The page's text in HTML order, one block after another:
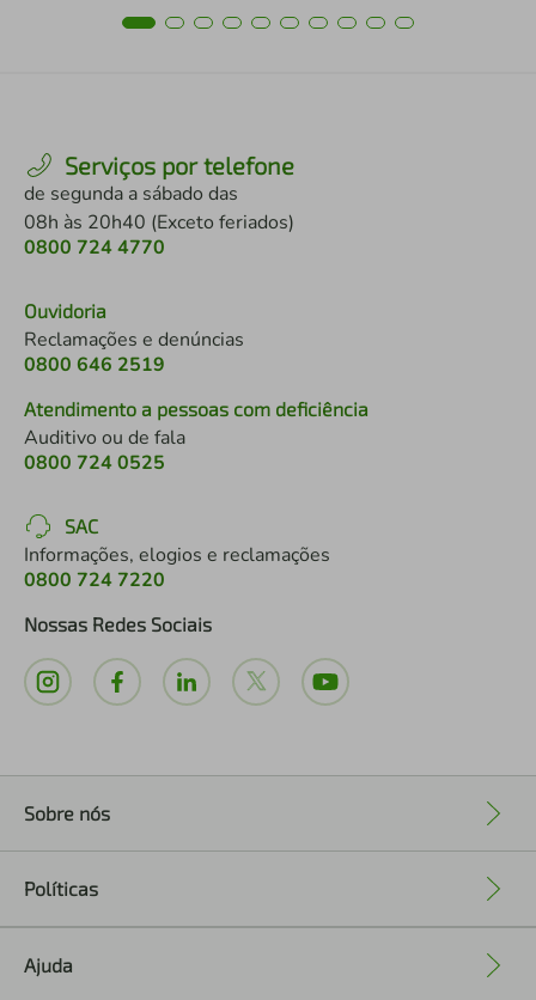
Serviços por telefone
de segunda a sábado das
08h às 20h40 (Exceto feriados)
0800 724 4770
Ouvidoria
Reclamações e denúncias
0800 646 2519
Atendimento a pessoas com deficiência
Auditivo ou de fala
0800 724 0525
SAC
Informações, elogios e reclamações
0800 724 7220
Nossas Redes Sociais
Sobre nós
Políticas
Ajuda